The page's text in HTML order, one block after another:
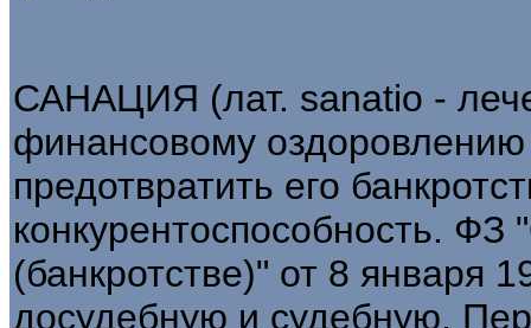
САНАЦИЯ (лат. sanatio -
финансовому
предотвратить его
конкурентоспособность. ФЗ
(банкротстве)" от 8 января
досудебную и судебную.